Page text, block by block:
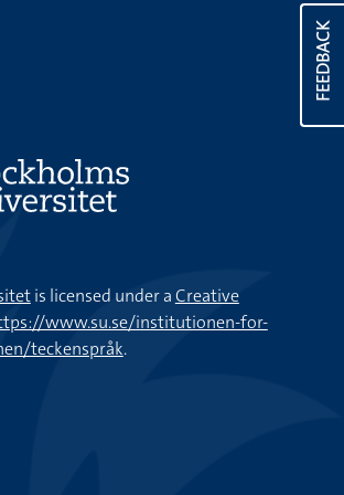
FEEDBACK
is licensed under aCreative
www.su.se/institutionen-for-
teckenspråk.